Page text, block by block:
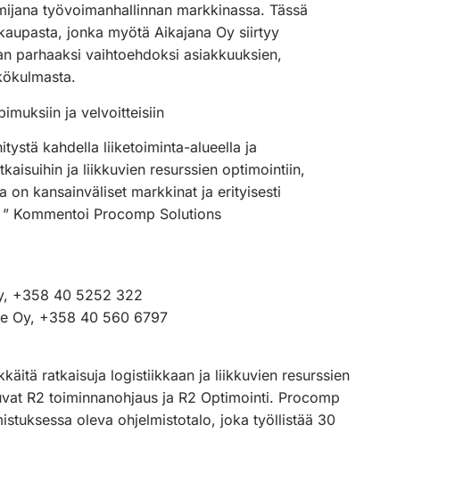
työvoimanhallinnan markkinassa. Tässä
jonka myötä Aikajana Oy siirtyy
parhaaksi vaihtoehdoksi asiakkuuksien,
ja velvoitteisiin
kahdella liiketoiminta-alueella ja
ja liikkuvien resurssien optimointiin,
on kansainväliset markkinat ja erityisesti
Kommentoi Procomp Solutions
+358 40 5252 322
Oy, +358 40 560 6797
ratkaisuja logistiikkaan ja liikkuvien resurssien
R2 toiminnanohjaus ja R2 Optimointi. Procomp
oleva ohjelmistotalo, joka työllistää 30